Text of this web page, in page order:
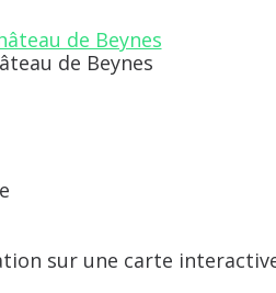
de Beynes